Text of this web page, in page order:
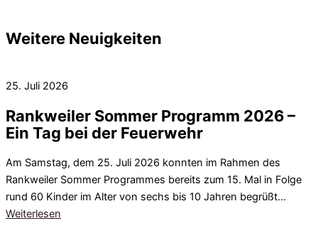
Weitere Neuigkeiten
25. Juli 2026
Rankweiler Sommer Programm 2026 –
Ein Tag bei der Feuerwehr
Am Samstag, dem 25. Juli 2026 konnten im Rahmen des
Rankweiler Sommer Programmes bereits zum 15. Mal in Folge
rund 60 Kinder im Alter von sechs bis 10 Jahren begrüßt…
Weiterlesen